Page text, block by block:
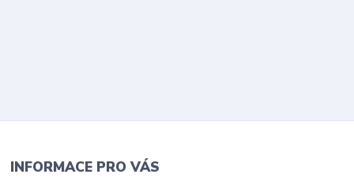
INFORMACE PRO VÁS